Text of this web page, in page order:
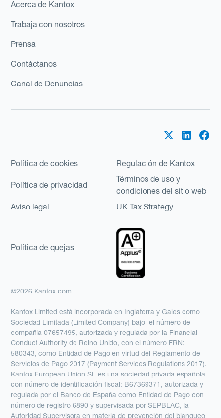
Acerca de Kantox
Trabaja con nosotros
Prensa
Contáctanos
Canal de Denuncias
Política de cookies Regulación de Kantox
Política de privacidad
Términos de uso y
condiciones del sitio web
Aviso legal
UK Tax Strategy
Política de quejas
©2026 Kantox.com
Kantox Limited está incorporada en Inglaterra y Gales como
Sociedad Limitada (Limited Company) bajo el número de
compañía 07657495, autorizada y regulada por la Financial
Conduct Authority de Reino Unido, con el número FRN:
580343, como Entidad de Pago en virtud del Reglamento de
Servicios de Pago 2017 (Payment Services Regulations 2017).
Kantox European Union SL es una sociedad privada española
con número de identificación fiscal: B67369371, autorizada y
regulada por el Banco de España como Entidad de Pago con
número de registro 6890 y supervisada por SEPBLAC, la
Autoridad Supervisora en materia de prevención del blanqueo